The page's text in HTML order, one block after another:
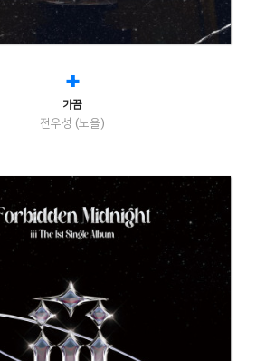
+
가끔
전우성 (노을)